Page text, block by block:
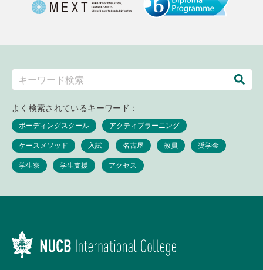
よく検索されているキーワード：